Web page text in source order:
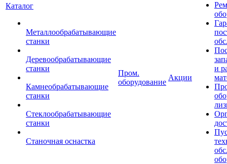
Каталог
Металлообрабатывающие
станки
Деревообрабатывающие
станки
Камнеобрабатывающие
станки
Стеклообрабатывающие
станки
Станочная оснастка
Пром.
оборудование
Акции
и